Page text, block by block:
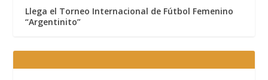
Llega el Torneo Internacional de Fútbol Femenino
“Argentinito”